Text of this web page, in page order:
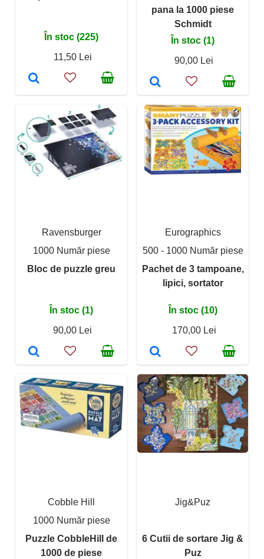
În stoc (225)
11,50 Lei
pana la 1000 piese
Schmidt
În stoc (1)
90,00 Lei
Ravensburger
1000 Număr piese
Bloc de puzzle greu
În stoc (1)
90,00 Lei
Eurographics
500 - 1000 Număr piese
Pachet de 3 tampoane,
lipici, sortator
În stoc (10)
170,00 Lei
Cobble Hill
1000 Număr piese
Puzzle CobbleHill de
1000 de piese
Jig&Puz
6 Cutii de sortare Jig &
Puz